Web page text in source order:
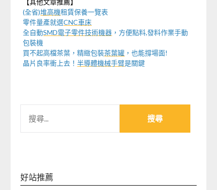
【其他文章推薦】
(全省)堆高機租賃保養一覽表
零件量產就選CNC車床
全自動SMD電子零件技術機器 ，方便點料,發料作業手動
包裝機
買不起高檔茶葉，精緻包裝茶葉罐 ，也能撐場面!
晶片良率衝上去！半導體機械手臂是關鍵
關
好站推薦